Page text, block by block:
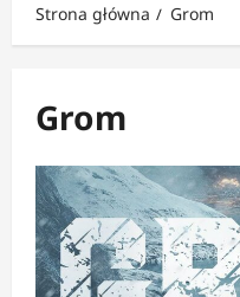
Strona główna Grom
Grom